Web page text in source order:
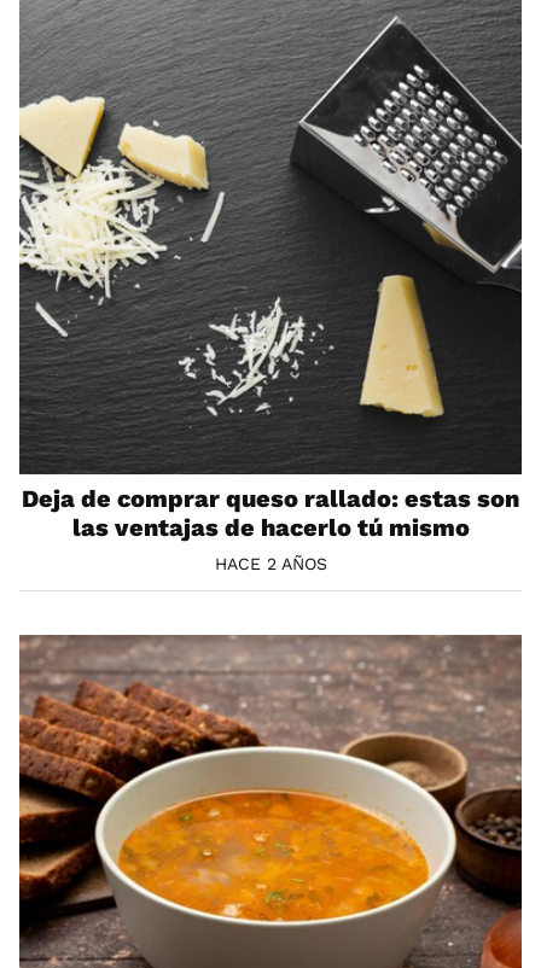
Deja de comprar queso rallado: estas son
las ventajas de hacerlo tú mismo
HACE 2 AÑOS